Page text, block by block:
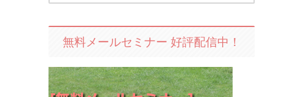
無料メールセミナー 好評配信中！